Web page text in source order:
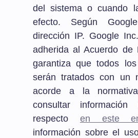
del sistema o cuando
efecto. Según
dirección IP. Google
adherida al Acuerdo de
garantiza que todos
serán tratados con un
acorde a la
consultar
respecto en este
información sobre el